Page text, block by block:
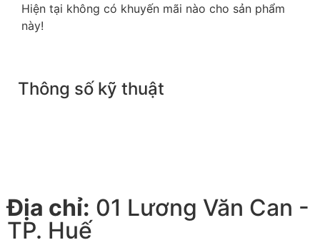
Hiện tại không có khuyến mãi nào cho sản phẩm
này!
Thông số kỹ thuật
Địa chỉ: 01 Lương Văn Can -
TP. Huế